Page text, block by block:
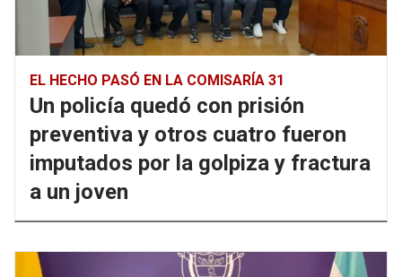
EL HECHO PASÓ EN LA COMISARÍA 31
Un policía quedó con prisión
preventiva y otros cuatro fueron
imputados por la golpiza y fractura
a un joven